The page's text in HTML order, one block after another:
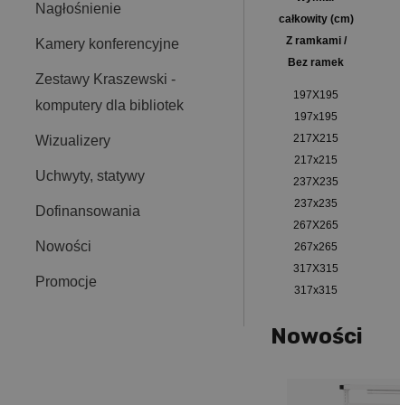
Nagłośnienie
Kamery konferencyjne
Zestawy Kraszewski -
komputery dla bibliotek
Wizualizery
Uchwyty, statywy
Dofinansowania
Nowości
Promocje
całkowity (cm)
Z ramkami /
Bez ramek
197X195
197x195
217X215
217x215
237X235
237x235
267X265
267x265
317X315
317x315
Nowości